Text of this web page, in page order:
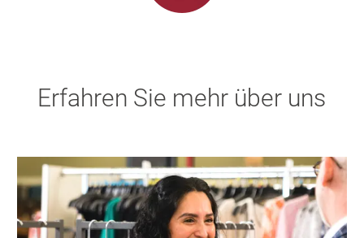
Erfahren Sie mehr über uns